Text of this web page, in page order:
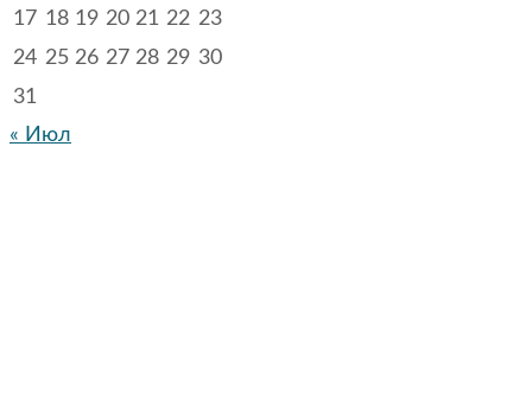
17 18 19 20 21 22 23
24 25 26 27 28 29 30
31
« Июл